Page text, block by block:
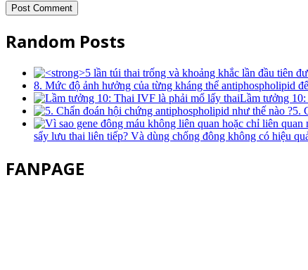
Random Posts
8. Mức độ ảnh hưởng của từng kháng thể antiphospholipid
Lầm tưởng
5.
sẩy lưu thai liên tiếp? Và dùng chống đông không có hiệu
FANPAGE